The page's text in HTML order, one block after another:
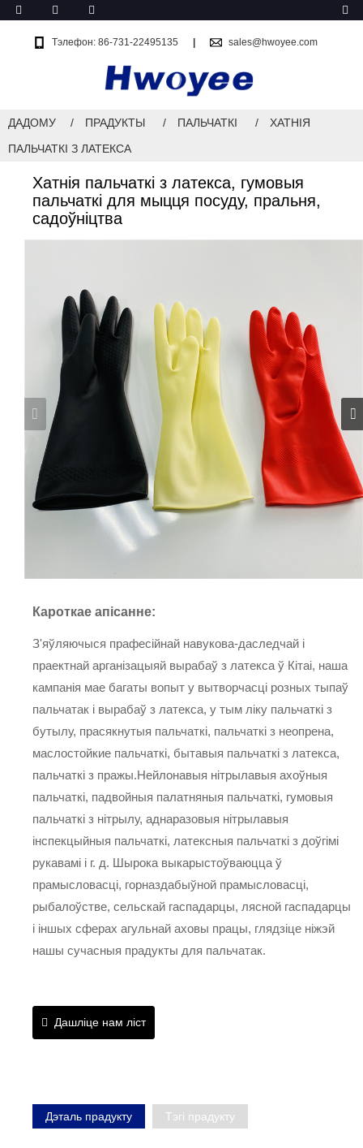
Тэлефон: 86-731-22495135 sales@hwoyee.com
ДАДОМУ ПРАДУКТЫ ПАЛЬЧАТКІ
ХАТНІЯ
ПАЛЬЧАТКІ З ЛАТЕКСА
Хатнія пальчаткі з латекса, гумовыя
пальчаткі для мыцця посуду, пральня,
садоўніцтва
Кароткае апісанне:
З'яўляючыся прафесійнай навукова-даследчай і
праектнай арганізацыяй вырабаў з латекса ў Кітаі, наша
кампанія мае багаты вопыт у вытворчасці розных тыпаў
пальчатак і вырабаў з латекса, у тым ліку пальчаткі з
бутылу, прасякнутыя пальчаткі, пальчаткі з неопрена,
маслостойкие пальчаткі, бытавыя пальчаткі з латекса,
пальчаткі з пражы.Нейлонавыя нітрылавыя ахоўныя
пальчаткі, падвойныя палатняныя пальчаткі, гумовыя
пальчаткі з нітрылу, аднаразовыя нітрылавыя
інспекцыйныя пальчаткі, латексныя пальчаткі з доўгімі
рукавамі і г. д. Шырока выкарыстоўваюцца ў
прамысловасці, горназдабыўной прамысловасці,
рыбалоўстве, сельскай гаспадарцы, лясной гаспадарцы
і іншых сферах агульнай аховы працы, глядзіце ніжэй
нашы сучасныя прадукты для пальчатак.
Дашліце нам ліст
Дэталь прадукту Тэгі прадукту